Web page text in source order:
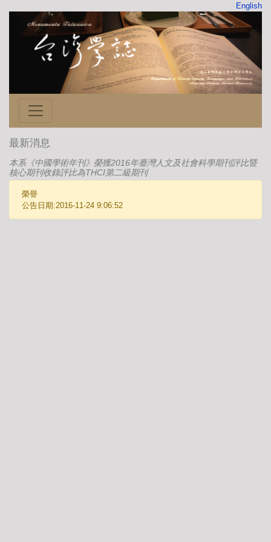
English
最新消息
本系《中國學術年刊》榮獲2016年臺灣人文及社會科學期刊評比暨
核心期刊收錄評比為THCI第二級期刊
榮譽
公告日期:2016-11-24 9:06:52